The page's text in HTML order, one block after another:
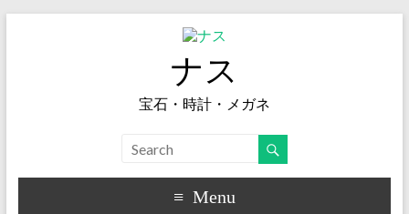
ナス
宝石・時計・メガネ
Menu